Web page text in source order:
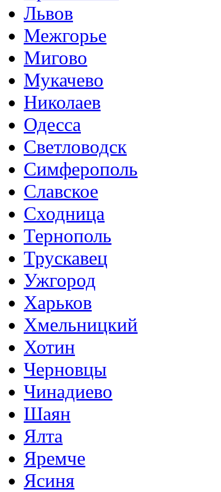
Львов
Межгорье
Мигово
Мукачево
Николаев
Одесса
Светловодск
Симферополь
Славское
Сходница
Тернополь
Трускавец
Ужгород
Харьков
Хмельницкий
Хотин
Черновцы
Чинадиево
Шаян
Ялта
Яремче
Ясиня